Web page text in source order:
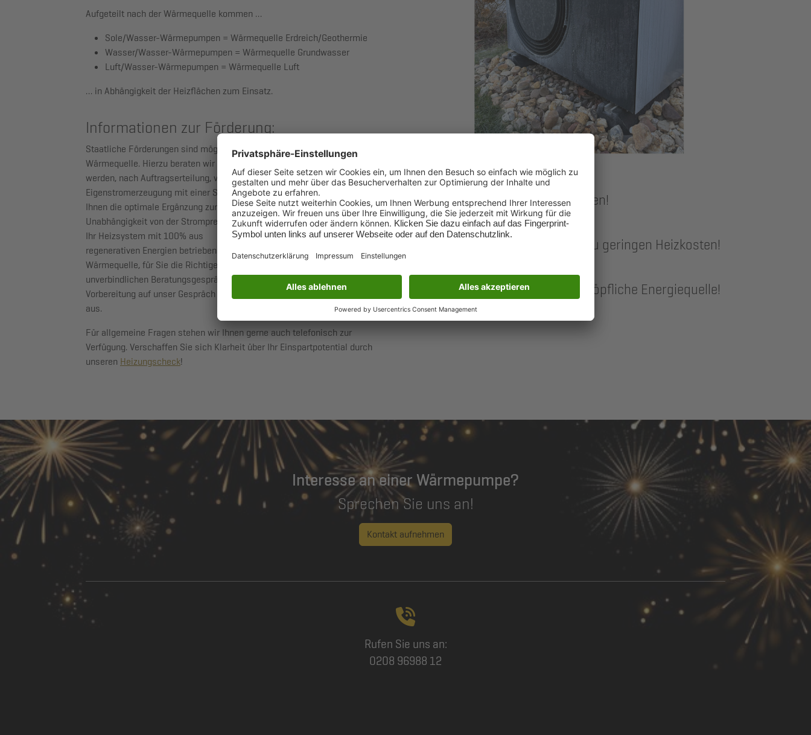
Aufgeteilt nach der Wärmequelle kommen …
Sole/Wasser-Wärmepumpen = Wärmequelle Erdreich/Geothermie
Wasser/Wasser-Wärmepumpen = Wärmequelle Grundwasser
Luft/Wasser-Wärmepumpen = Wärmequelle Luft
… in Abhängigkeit der Heizflächen zum Einsatz.
Informationen zur Förderung:
Staatliche Förderungen sind möglich. Die Höhe ist abhängig von der
Wärmequelle. Hierzu beraten wir Sie gerne. Alle erforderlichen Anträge
werden, nach Auftragserteilung, von uns für Sie erstellt.Die
Eigenstromerzeugung mit einer Solarstromanlage (Photovoltaik) bietet
Ihnen die optimale Ergänzung zur Wärmepumpe und ermöglicht völlige
Unabhängigkeit von der Strompreissteigerung. In dieser Kombination wird
Ihr Heizsystem mit 100% aus
regenerativen Energien betrieben.Welche Wärmepumpe, mit welcher
Wärmequelle, für Sie die Richtige ist, würden wir gerne in einem
unverbindlichen Beratungsgespräch vor Ort herausfinden. Zur optimalen
Vorbereitung auf unser Gespräch füllen Sie bitte unser Beratungsformular
aus.
Für allgemeine Fragen stehen wir Ihnen gerne auch telefonisch zur
Verfügung. Verschaffen Sie sich Klarheit über Ihr Einspartpotential durch
unseren Heizungscheck!
Effizient Wärme erzeugen!
Mit der Wärmepumpe zu geringen Heizkosten!
Autarkie durch unerschöpfliche Energiequelle!
Interesse an einer Wärmepumpe?
Sprechen Sie uns an!
Kontakt aufnehmen
Rufen Sie uns an:
0208 96988 12